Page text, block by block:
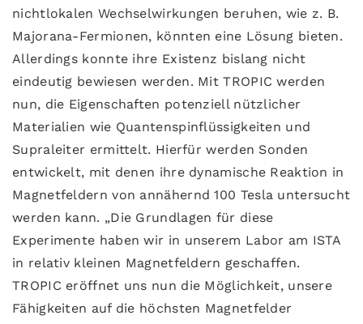
nichtlokalen Wechselwirkungen beruhen, wie z. B.
Majorana-Fermionen, könnten eine Lösung bieten.
Allerdings konnte ihre Existenz bislang nicht
eindeutig bewiesen werden. Mit TROPIC werden
nun, die Eigenschaften potenziell nützlicher
Materialien wie Quantenspinflüssigkeiten und
Supraleiter ermittelt. Hierfür werden Sonden
entwickelt, mit denen ihre dynamische Reaktion in
Magnetfeldern von annähernd 100 Tesla untersucht
werden kann. „Die Grundlagen für diese
Experimente haben wir in unserem Labor am ISTA
in relativ kleinen Magnetfeldern geschaffen.
TROPIC eröffnet uns nun die Möglichkeit, unsere
Fähigkeiten auf die höchsten Magnetfelder